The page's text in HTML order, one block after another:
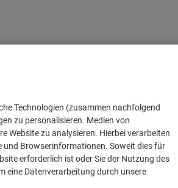
Wechseln und sparen mit
Viking Premium Ordner Breit
Ringe Kunststoff Matt
2,99 €
Technologien (zusammen nachfolgend
zu personalisieren. Medien von
Website zu analysieren. Hierbei verarbeiten
und Browserinformationen. Soweit dies für
erforderlich ist oder Sie der Nutzung des
eine Datenverarbeitung durch unsere